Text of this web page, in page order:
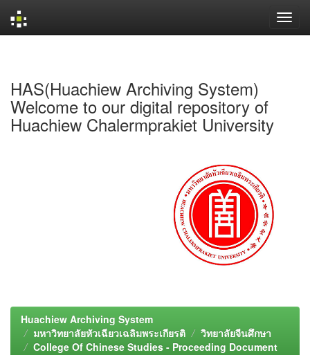
HAS(Huachiew Archiving System)
Welcome to our digital repository of
Huachiew Chalermprakiet University
Huachiew Archiving System
มหาวิทยาลัยหัวเฉียวเฉลิมพระเกียรติ
วิทยาลัยจีนศึกษา
College Of Chinese Studies - Proceeding Document